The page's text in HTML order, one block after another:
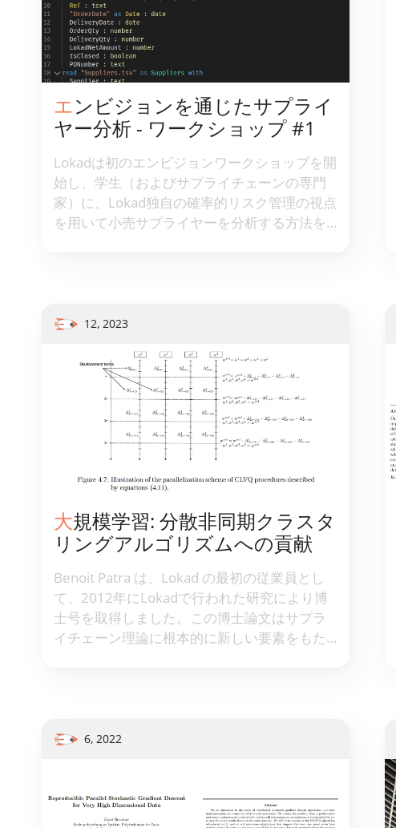
エンビジョンを通じたサプライ
ヤー分析 - ワークショップ #1
Lokadは初のエンビジョンワークショップを開
始し、学生（およびサプライチェーンの専門
家）に、Lokad独自の確率的リスク管理の視点
を用いて小売サプライヤーを分析する方法を
12, 2023
大規模学習: 分散非同期クラスタ
リングアルゴリズムへの貢献
Benoit Patra は、Lokad の最初の従業員とし
て、2012年にLokadで行われた研究により博
士号を取得しました。この博士論文はサプラ
イチェーン理論に根本的に新しい要素をもた
6, 2022